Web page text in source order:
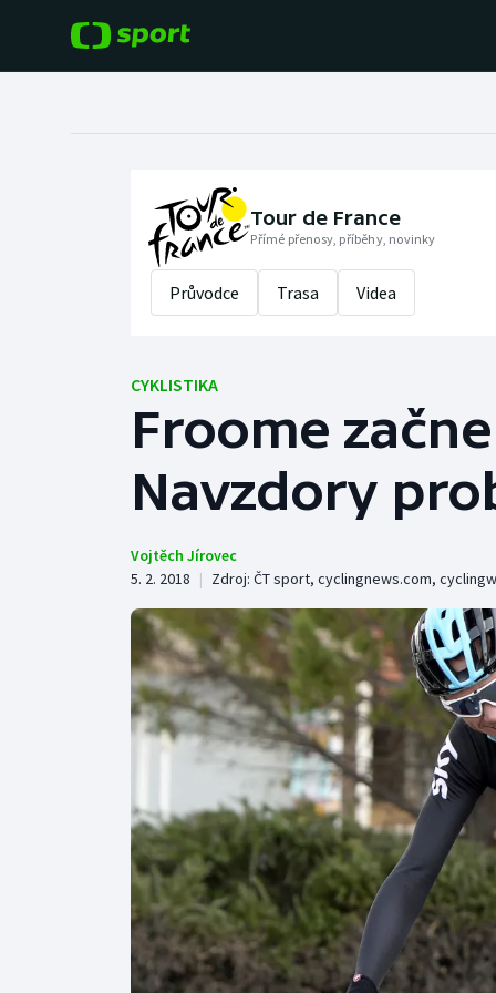
Hokej
Tenis
Atletika
Cyklistika
Baseball a softbal
Basketbal
Box
Curling
Florbal
Futsal
Golf
Gymnastika
Tour de France
Přímé přenosy, příběhy, novinky
Průvodce Trasa Videa
CYKLISTIKA
Froome
Navzdory
Vojtěch Jírovec
5. 2. 2018 | Zdroj: ČT sport, cyclingnews.com,